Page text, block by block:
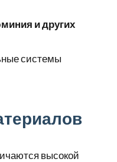
и других
системы
высокой